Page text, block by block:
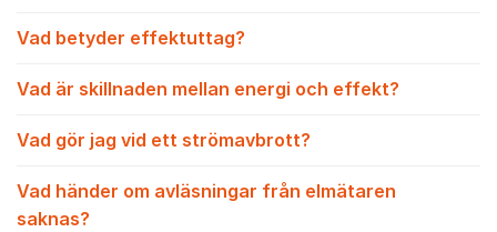
Vad betyder effektuttag?
Vad är skillnaden mellan energi och effekt?
Vad gör jag vid ett strömavbrott?
Vad händer om avläsningar från elmätaren
saknas?